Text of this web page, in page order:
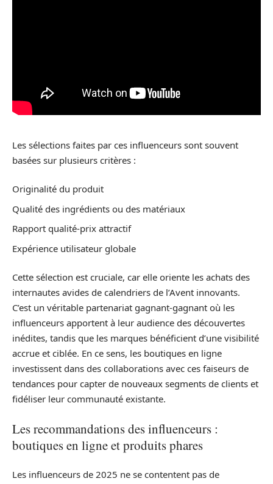
Les sélections faites par ces influenceurs sont souvent
basées sur plusieurs critères :
Originalité du produit
Qualité des ingrédients ou des matériaux
Rapport qualité-prix attractif
Expérience utilisateur globale
Cette sélection est cruciale, car elle oriente les achats des
internautes avides de calendriers de l’Avent innovants.
C’est un véritable partenariat gagnant-gagnant où les
influenceurs apportent à leur audience des découvertes
inédites, tandis que les marques bénéficient d’une visibilité
accrue et ciblée. En ce sens, les boutiques en ligne
investissent dans des collaborations avec ces faiseurs de
tendances pour capter de nouveaux segments de clients et
fidéliser leur communauté existante.
Les recommandations des influenceurs :
boutiques en ligne et produits phares
Les influenceurs de 2025 ne se contentent pas de